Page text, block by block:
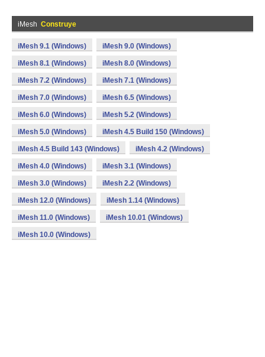
iMesh Construye
iMesh 9.1 (Windows) iMesh 9.0 (Windows)
iMesh 8.1 (Windows) iMesh 8.0 (Windows)
iMesh 7.2 (Windows) iMesh 7.1 (Windows)
iMesh 7.0 (Windows) iMesh 6.5 (Windows)
iMesh 6.0 (Windows) iMesh 5.2 (Windows)
iMesh 5.0 (Windows) iMesh 4.5 Build 150 (Windows)
iMesh 4.5 Build 143 (Windows) iMesh 4.2 (Windows)
iMesh 4.0 (Windows) iMesh 3.1 (Windows)
iMesh 3.0 (Windows) iMesh 2.2 (Windows)
iMesh 12.0 (Windows) iMesh 1.14 (Windows)
iMesh 11.0 (Windows) iMesh 10.01 (Windows)
iMesh 10.0 (Windows)